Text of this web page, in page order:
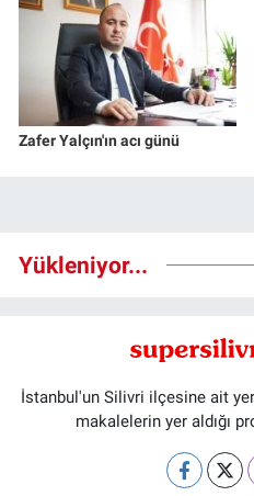
Zafer Yalçın'ın acı günü
Yükleniyor...
İstanbul'un Silivri ilçesine ait
makalelerin yer aldığı